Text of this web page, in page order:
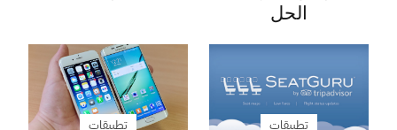
الحل
تطبيقات تطبيقات